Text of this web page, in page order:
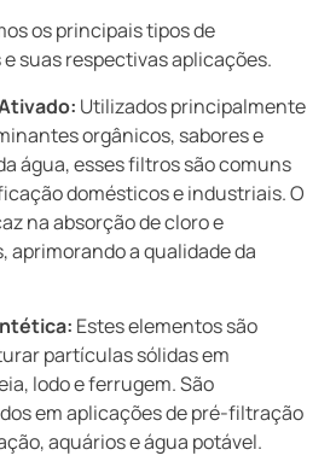
os principais tipos de
suas respectivas aplicações.
Utilizados principalmente
orgânicos, sabores e
água, esses filtros são comuns
domésticos e industriais. O
na absorção de cloro e
aprimorando a qualidade da
Estes elementos são
partículas sólidas em
lodo e ferrugem. São
em aplicações de pré-filtração
aquários e água potável.